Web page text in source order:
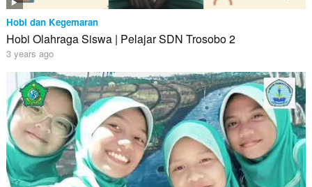
Hobi dan Kegemaran
Hobi Olahraga Siswa | Pelajar SDN Trosobo 2
3 years ago